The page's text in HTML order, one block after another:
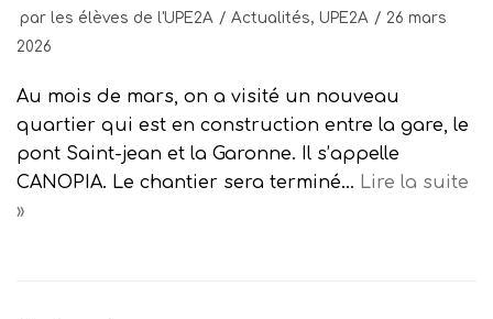
par les élèves de l'UPE2A Actualités, UPE2A
26 mars
2026
Au mois de mars, on a visité un nouveau
quartier qui est en construction entre la gare, le
pont Saint-jean et la Garonne. Il s’appelle
CANOPIA. Le chantier sera terminé… Lire la suite
»